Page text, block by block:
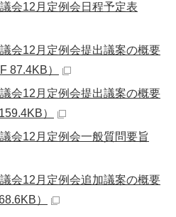
会12月定例会日程予定表
会12月定例会提出議案の概要
87.4KB）
会12月定例会提出議案の概要
）
会12月定例会一般質問要旨
会12月定例会追加議案の概要
）